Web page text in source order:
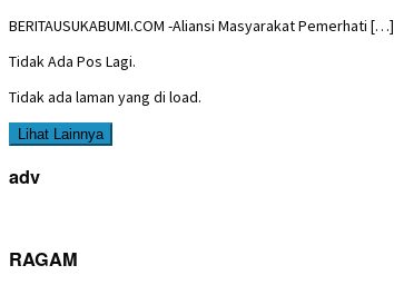
BERITAUSUKABUMI.COM -Aliansi Masyarakat Pemerhati […]
Tidak Ada Pos Lagi.
Tidak ada laman yang di load.
Lihat Lainnya
adv
RAGAM